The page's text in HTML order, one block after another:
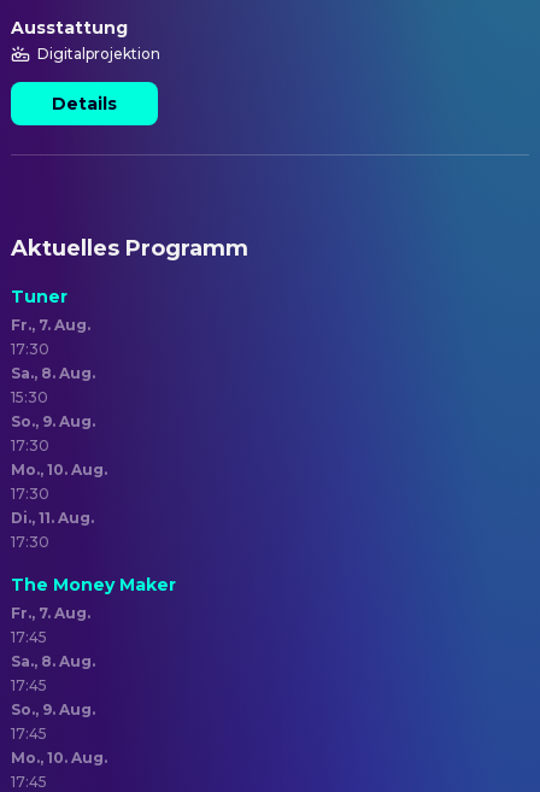
Ausstattung
Digitalprojektion
Details
Aktuelles Programm
Tuner
Fr., 7. Aug.
17:30
Sa., 8. Aug.
15:30
So., 9. Aug.
17:30
Mo., 10. Aug.
17:30
Di., 11. Aug.
17:30
The Money Maker
Fr., 7. Aug.
17:45
Sa., 8. Aug.
17:45
So., 9. Aug.
17:45
Mo., 10. Aug.
17:45